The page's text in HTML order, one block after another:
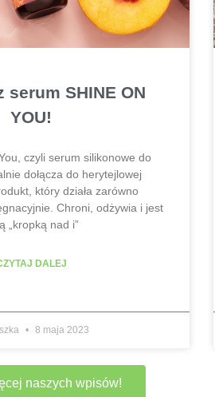
serum SHINE ON
YOU!
czyli serum silikonowe do
dołącza do herytejlowej
który działa zarówno
Chroni, odżywia i jest
„kropką nad i”
DALEJ
8 maja 2023
naszych wpisów!